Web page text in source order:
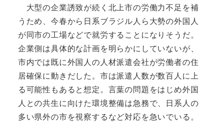
大型の企業誘致が続く北上市の労働力不足を補
うため、今春から日系ブラジル人ら大勢の外国人
が同市の工場などで就労することになりそうだ。
企業側は具体的な計画を明らかにしていないが、
市内では既に外国人の人材派遣会社が労働者の住
居確保に動きだした。市は派遣人数が数百人に上
る可能性もあると想定。言葉の問題をはじめ外国
人との共生に向けた環境整備は急務で、日系人の
多い県外の市を視察するなど対応を急いでいる。